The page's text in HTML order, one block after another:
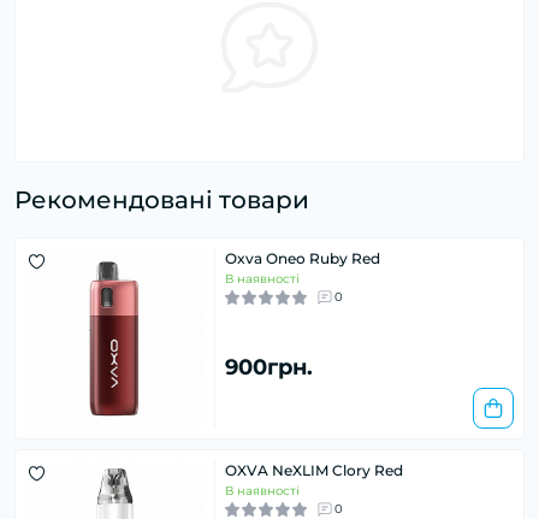
Рекомендовані товари
Oxva Oneo Ruby Red
В наявності
0
900грн.
OXVA NeXLIM Clory Red
В наявності
0